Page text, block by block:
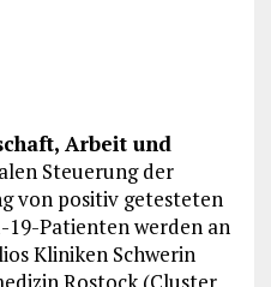
Arbeit und
Steuerung der
von positiv getesteten
Patienten werden an
Kliniken Schwerin
Rostock (Cluster